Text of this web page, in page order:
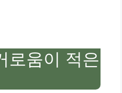
로움이 적은